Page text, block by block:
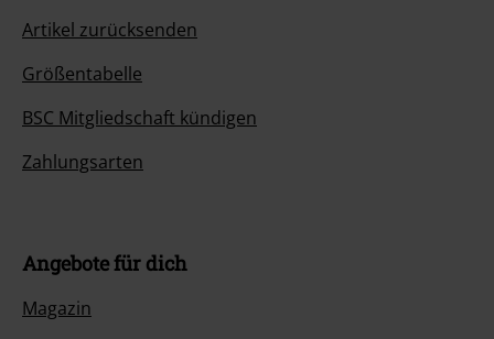
Artikel zurücksenden
Größentabelle
BSC Mitgliedschaft kündigen
Zahlungsarten
Angebote für dich
Magazin